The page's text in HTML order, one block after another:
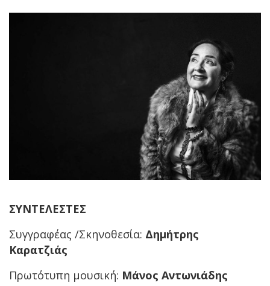
ΣΥΝΤΕΛΕΣΤΕΣ
Συγγραφέας /Σκηνοθεσία: Δημήτρης
Καρατζιάς
Πρωτότυπη μουσική: Μάνος Αντωνιάδης